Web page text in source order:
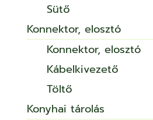
Sütő
Konnektor, elosztó
Konnektor, elosztó
Kábelkivezető
Töltő
Konyhai tárolás